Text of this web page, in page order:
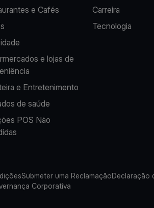
e Cafés
e lojas de
e Entretenimento
de saúde
POS Não
Carreira
Tecnologia
Submeter uma ReclamaçãoDeclaração
Corporativa